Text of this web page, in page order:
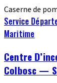
Caserne de
Service
Maritime
Centre
Colbosc —